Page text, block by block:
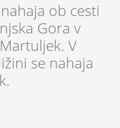
ob cesti
Gora v
V
se nahaja